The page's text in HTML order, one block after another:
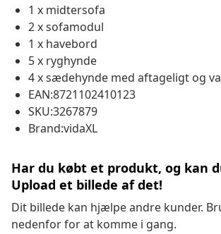
1 x midtersofa
2 x sofamodul
1 x havebord
5 x ryghynde
4 x sædehynde med aftageligt og
EAN:8721102410123
SKU:3267879
Brand:vidaXL
Har du købt et produkt, og kan
Upload et billede af det!
Dit billede kan hjælpe andre kunder.
nedenfor for at komme i gang.